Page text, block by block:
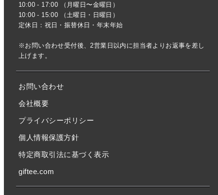
10:00 - 17:00 （月曜日〜金曜日）
10:00 - 15:00 （土曜日・日曜日）
定休日：祝日・振替休日・年末年始
※お問い合わせ受付後、2営業日以内に担当者よりお返事を差し
上げます。
お問い合わせ
会社概要
プライバシーポリシー
個人情報保護方針
特定商取引法に基づく表示
giftee.com